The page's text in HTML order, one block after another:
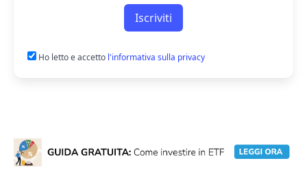
Iscriviti
Ho letto e accetto l'informativa sulla privacy